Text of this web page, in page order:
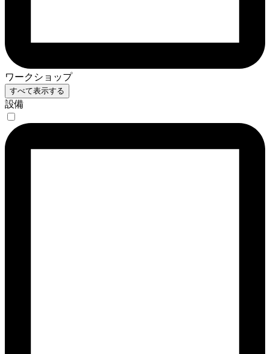
ワークショップ
すべて表示する
設備